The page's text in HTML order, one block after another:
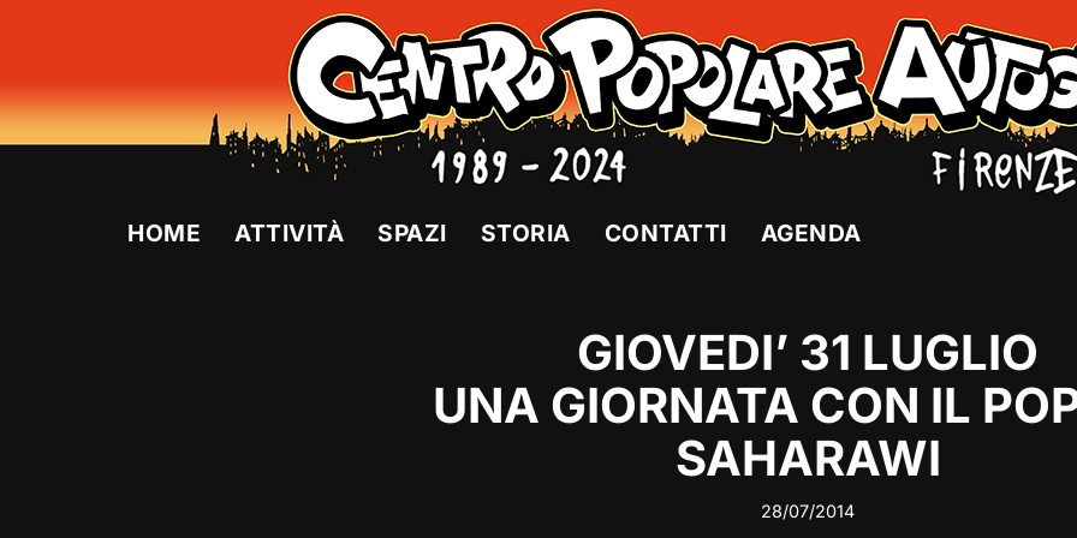
al
HOME ATTIVITÀ SPAZI STORIA CONTATTI AGENDA
GIOVEDI’ 31 LUGLIO
UNA GIORNATA CON IL
SAHARAWI
28/07/2014